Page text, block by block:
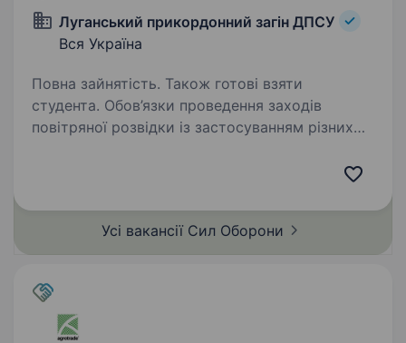
Луганський прикордонний загін ДПСУ
Вся Україна
Повна зайнятість. Також готові взяти
студента. Обов’язки проведення заходів
повітряної розвідки із застосуванням різних
та аналіз даних, отриманих…
Усі вакансії Сил Оборони